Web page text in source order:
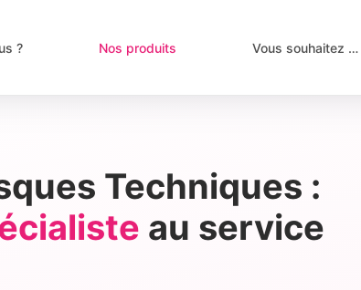
? Nos produits Vous souhaitez …
Techniques :
au service